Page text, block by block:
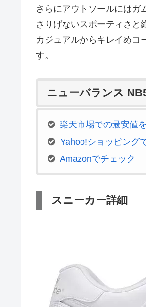
さらにアウトソールにはガ
さりげないスポーティさと
カジュアルからキレイめコ
す。
ニューバランス
楽天市場での最安値
Yahoo!ショッピング
Amazonでチェック
スニーカー詳細